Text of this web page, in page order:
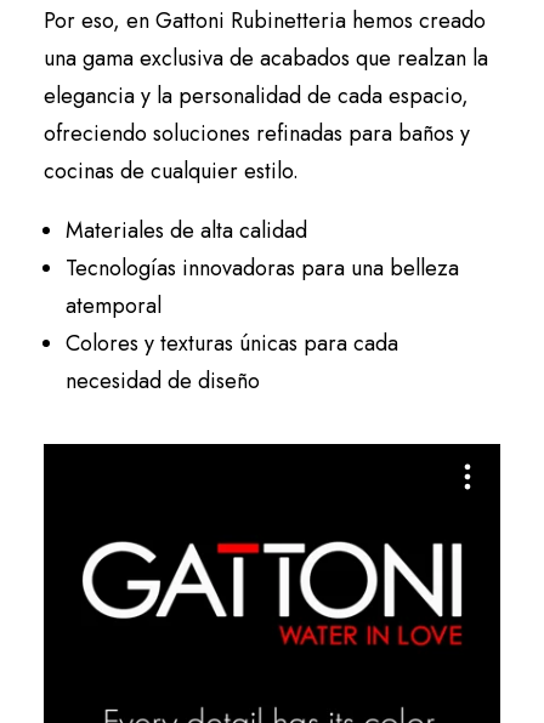
Por eso, en Gattoni Rubinetteria hemos creado
una gama exclusiva de acabados que realzan la
elegancia y la personalidad de cada espacio,
ofreciendo soluciones refinadas para baños y
cocinas de cualquier estilo.
Materiales de alta calidad
Tecnologías innovadoras para una belleza
atemporal
Colores y texturas únicas para cada
necesidad de diseño